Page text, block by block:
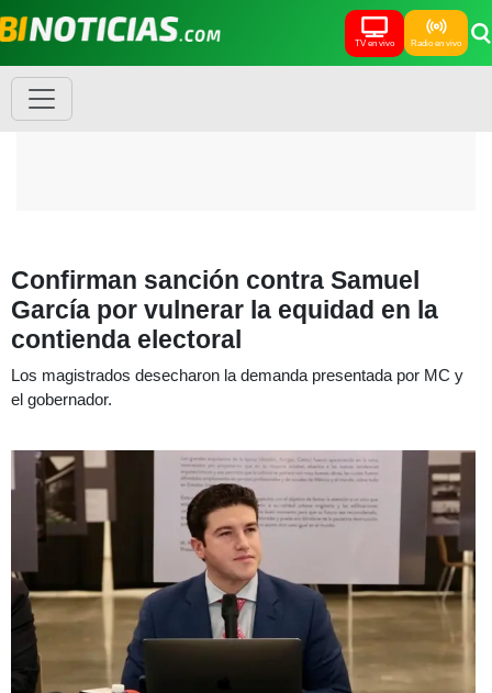
TV en vivo Radio en vivo
Confirman sanción contra Samuel
García por vulnerar la equidad en la
contienda electoral
Los magistrados desecharon la demanda presentada por MC y
el gobernador.